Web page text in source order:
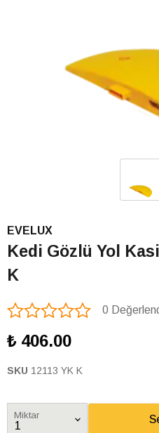
EVELUX
Kedi Gözlü Yol
K
0
₺ 406.00
SKU 12113 YK K
Miktar